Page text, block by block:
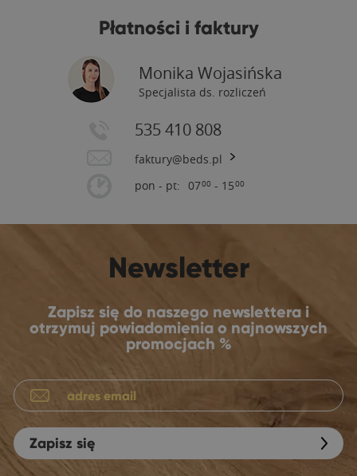
Płatności i faktury
Monika Wojasińska
Specjalista ds. rozliczeń
535 410 808
faktury@beds.pl
pon - pt: 0700 - 1500
Newsletter
Zapisz się do naszego newslettera i
otrzymuj powiadomienia o najnowszych
promocjach %
Zapisz się